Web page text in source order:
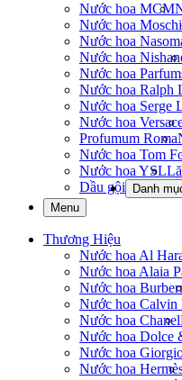
Nước hoa MCM
Nước hoa
Nước hoa
Nước hoa
Nước hoa
Nước hoa Ralph
Nước hoa Serge
Nước hoa
Profumum Roma
Nước hoa Tom
Nước hoa YSL
Dầu gội
Danh
Menu
Thương Hiệu
Nước hoa Al
Nước hoa Alaia
Nước hoa
Nước hoa Calvin
Nước hoa Chanel
Nước hoa Dolce
Nước hoa
Nước hoa